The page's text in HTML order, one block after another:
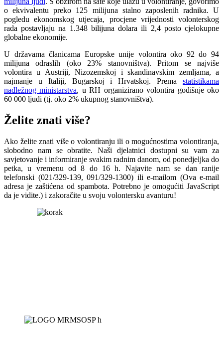
o ekvivalentu preko 125 milijuna stalno zaposlenih radnika. U
pogledu ekonomskog utjecaja, procjene vrijednosti volonterskog
rada postavljaju na 1.348 bilijuna dolara ili 2,4 posto cjelokupne
globalne ekonomije.
U državama članicama Europske unije volontira oko 92 do 94
milijuna odraslih (oko 23% stanovništva). Pritom se najviše
volontira u Austriji, Nizozemskoj i skandinavskim zemljama, a
najmanje u Italiji, Bugarskoj i Hrvatskoj. Prema statistikama
nadležnog ministarstva, u RH organizirano volontira godišnje oko
60 000 ljudi (tj. oko 2% ukupnog stanovništva).
Želite znati više?
Ako želite znati više o volontiranju ili o mogućnostima volontiranja,
slobodno nam se obratite. Naši djelatnici dostupni su vam za
savjetovanje i informiranje svakim radnim danom, od ponedjeljka do
petka, u vremenu od 8 do 16 h. Najavite nam se dan ranije
telefonski (021/329-139, 091/329-1300) ili e-mailom (Ova e-mail
adresa je zaštićena od spambota. Potrebno je omogućiti JavaScript
da je vidite.) i zakoračite u svoju volontersku avanturu!